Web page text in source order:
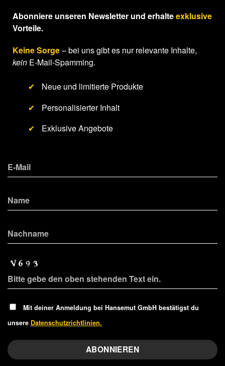
Abonniere unseren Newsletter und erhalteexklusive
Vorteile.
Keine Sorge– bei uns gibt es nur relevante Inhalte,
kein E-Mail-Spamming.
✔
Neue und limitierte Produkte
✔
Personalisierter Inhalt
✔
Exklusive Angebote
Mit deiner Anmeldung bei Hansemut GmbH bestätigst du
unsere Datenschutzrichtlinien.